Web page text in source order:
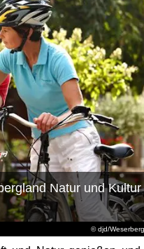
© djd/
Natur und Kultur